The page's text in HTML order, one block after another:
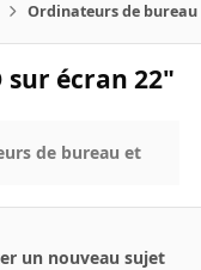
Ordinateurs de bureau
sur écran 22"
de bureau et
un nouveau sujet